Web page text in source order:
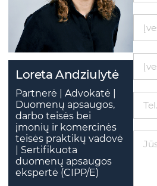
Loreta Andziulytė
Partnerė | Advokatė |
Duomenų apsaugos,
darbo teisės bei
įmonių ir komercinės
teisės praktikų vadovė
| Sertifikuota
duomenų apsaugos
ekspertė (CIPP/E)